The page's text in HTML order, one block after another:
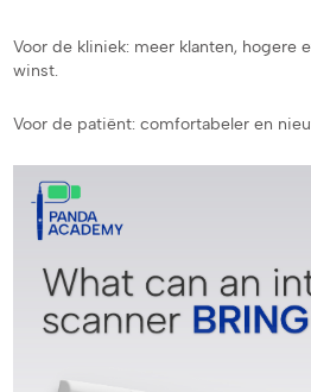
Voor de kliniek: meer klanten, hogere
winst.
Voor de patiënt: comfortabeler en